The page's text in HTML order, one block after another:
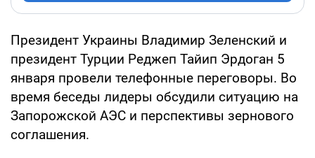
Президент Украины Владимир Зеленский и
президент Турции Реджеп Тайип Эрдоган 5
января провели телефонные переговоры. Во
время беседы лидеры обсудили ситуацию на
Запорожской АЭС и перспективы зернового
соглашения.